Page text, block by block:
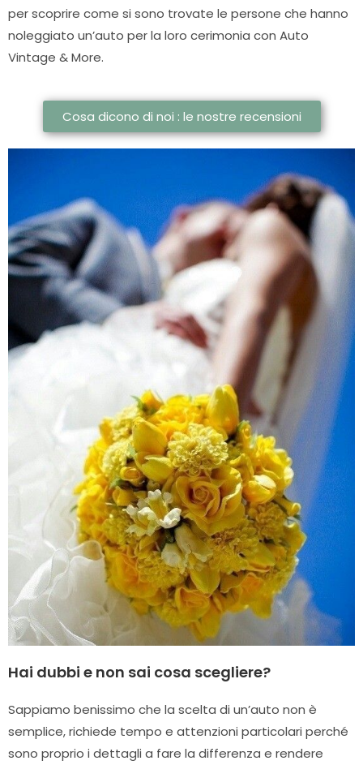
per scoprire come si sono trovate le persone che hanno
noleggiato un’auto per la loro cerimonia con Auto
Vintage & More.
Cosa dicono di noi : le nostre recensioni
Hai dubbi e non sai cosa scegliere?
Sappiamo benissimo che la scelta di un’auto non è
semplice, richiede tempo e attenzioni particolari perché
sono proprio i dettagli a fare la differenza e rendere